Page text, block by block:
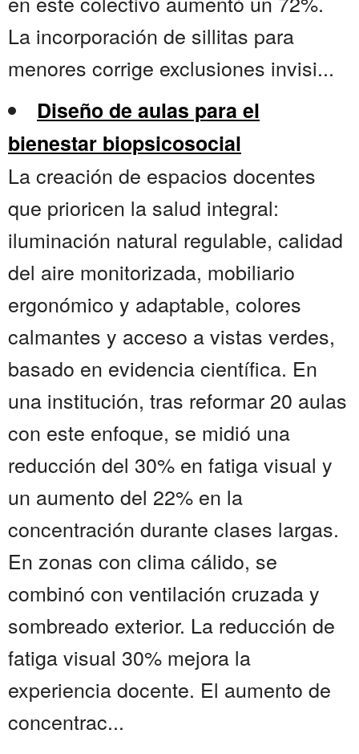
La incorporación de sillitas para
menores corrige exclusiones invisi...
Diseño de aulas para el
bienestar biopsicosocial
La creación de espacios docentes
que prioricen la salud integral:
iluminación natural regulable, calidad
del aire monitorizada, mobiliario
ergonómico y adaptable, colores
calmantes y acceso a vistas verdes,
basado en evidencia científica. En
una institución, tras reformar 20 aulas
con este enfoque, se midió una
reducción del 30% en fatiga visual y
un aumento del 22% en la
concentración durante clases largas.
En zonas con clima cálido, se
combinó con ventilación cruzada y
sombreado exterior. La reducción de
fatiga visual 30% mejora la
experiencia docente. El aumento de
concentrac...